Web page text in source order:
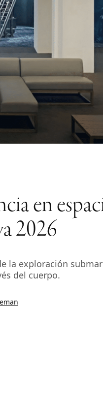
en
2026
la exploración
del cuerpo.